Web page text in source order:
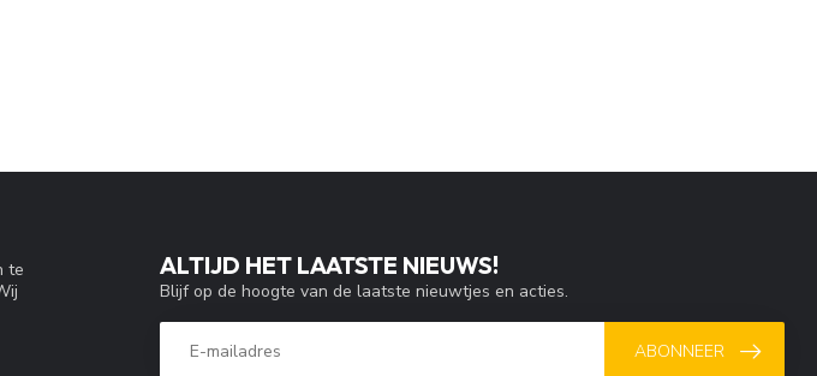
te
ALTIJD HET LAATSTE NIEUWS!
Blijf op de hoogte van de laatste nieuwtjes en acties.
ABONNEER